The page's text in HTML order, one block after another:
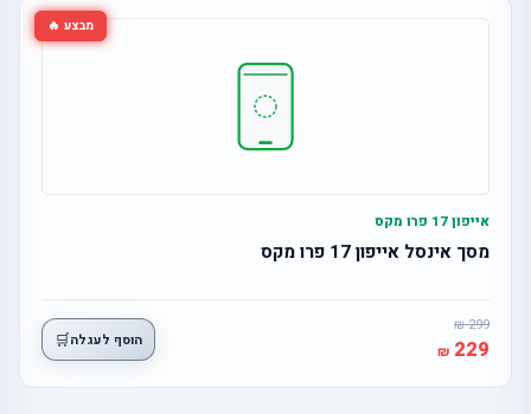
מבצע 🔥
אייפון 17 פרו מקס
מסך אינסל אייפון 17 פרו מקס
299
229 הוסף לעגלה🛒